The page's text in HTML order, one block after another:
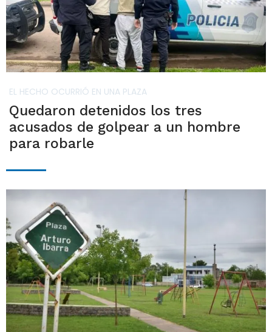
EL HECHO OCURRIÓ EN UNA PLAZA
Quedaron detenidos los tres
acusados de golpear a un hombre
para robarle